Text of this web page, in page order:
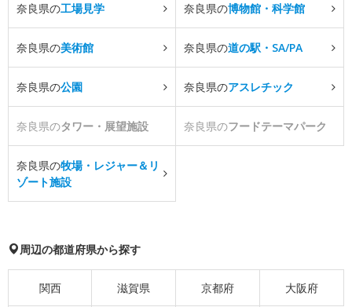
奈良県の工場見学 奈良県の博物館・科学館
奈良県の美術館 奈良県の道の駅・SA/PA
奈良県の公園 奈良県のアスレチック
奈良県のタワー・展望施設 奈良県のフードテーマパーク
奈良県の牧場・レジャー＆リ
ゾート施設
周辺の都道府県から探す
関西 滋賀県 京都府 大阪府